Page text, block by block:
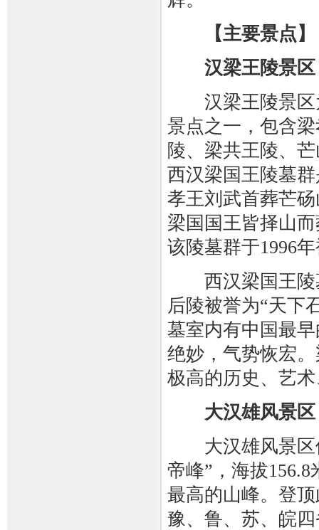
【主要景点】
汉梁王陵景区
汉梁王陵景区
景点之一，包含
陵、梁共王陵、
西汉梁国王陵墓
孝王刘武首葬芒
梁国国王皆择山
该陵墓群于1996
西汉梁国王陵
后陵被誉为“天下
墓室内有中国最
绝妙，气势恢宏
极高的历史、艺
大汉雄风景区
大汉雄风景区
帝峰”，海拔
最高的山峰。登
豫、鲁、苏、皖